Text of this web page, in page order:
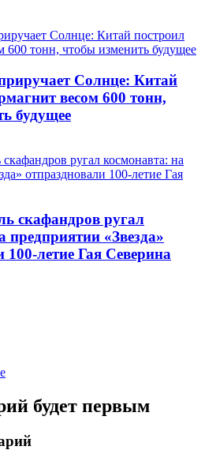
Солнце: Китай
весом 600 тонн,
будущее
скафандров ругал
предприятии «Звезда»
100-летие Гая Северина
будет первым